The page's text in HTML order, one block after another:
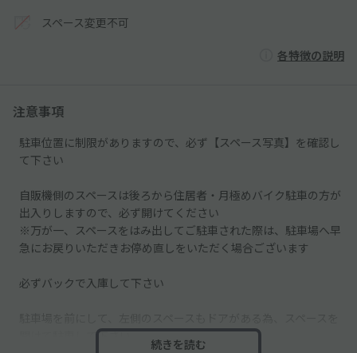
スペース変更不可
各特徴の説明
注意事項
駐車位置に制限がありますので、必ず【スペース写真】を確認し
て下さい
自販機側のスペースは後ろから住居者・月極めバイク駐車の方が
出入りしますので、必ず開けてください
※万が一、スペースをはみ出してご駐車された際は、駐車場へ早
急にお戻りいただきお停め直しをいただく場合ございます
必ずバックで入庫して下さい
開けて駐車して下さい
続きを読む